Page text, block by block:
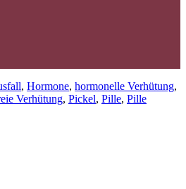
, Hormone, hormonelle Verhütung,
Verhütung, Pickel, Pille, Pille